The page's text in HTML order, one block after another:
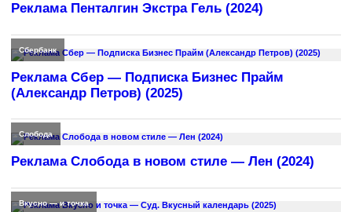
Реклама Пенталгин Экстра Гель (2024)
Сбербанк
Реклама Сбер — Подписка Бизнес Прайм
(Александр Петров) (2025)
Слобода
Реклама Слобода в новом стиле — Лен (2024)
Вкусно — и точка